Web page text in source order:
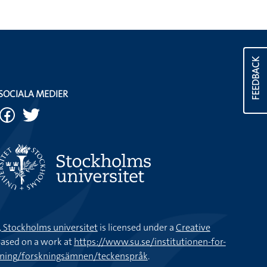
FEEDBACK
MEDIER
universitetis licensed under aCreative
on a work athttps://www.su.se/institutionen-for-
forskningsämnen/teckenspråk.